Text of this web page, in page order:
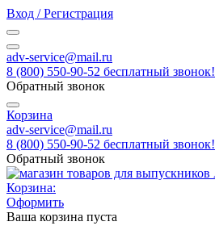
Вход / Регистрация
adv-service@mail.ru
8 (800) 550-90-52 бесплатный звонок!
Обратный звонок
Корзина
adv-service@mail.ru
8 (800) 550-90-52 бесплатный звонок!
Обратный звонок
Корзина:
Оформить
Ваша корзина пуста